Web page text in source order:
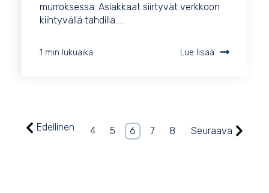
murroksessa. Asiakkaat siirtyvät verkkoon
kiihtyvällä tahdilla....
1 min lukuaika Lue lisää
Edellinen 4 5 6 7 8 Seuraava